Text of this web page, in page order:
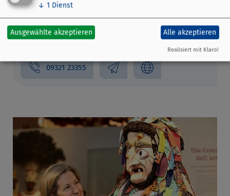
Deutsches Fastnachtmuseum
Luitpoldstraße 4
09321 23355
↓ 1 Dienst
Ausgewählte akzeptieren Alle akzeptieren
Realisiert mit Klaro!